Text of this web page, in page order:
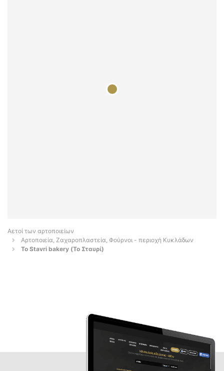
Αετοί των αρτοποιείων
Αρτοποιεία, Ζαχαροπλαστεία, Φούρνοι - περιοχή Κυκλάδων
To Stavri bakery (Το Σταυρί)